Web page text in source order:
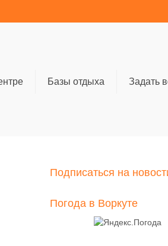
Базы отдыха Задать
Подписаться на
Погода в Воркуте